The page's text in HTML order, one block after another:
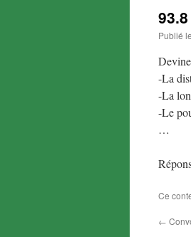
93.8
Publié le
-La
-La
-Le
…
Ce
←